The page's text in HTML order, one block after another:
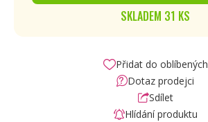
SKLADEM 31 KS
Přidat do oblíbených
Dotaz prodejci
Sdílet
Hlídání produktu